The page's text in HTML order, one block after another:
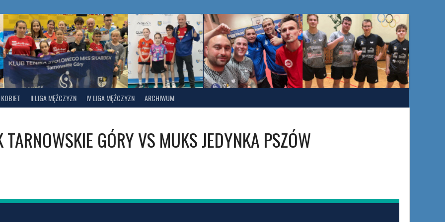
II LIGA MĘŻCZYZN IV LIGA MĘŻCZYZN ARCHIWUM
TARNOWSKIE GÓRYVS MUKS JEDYNKA PSZÓW